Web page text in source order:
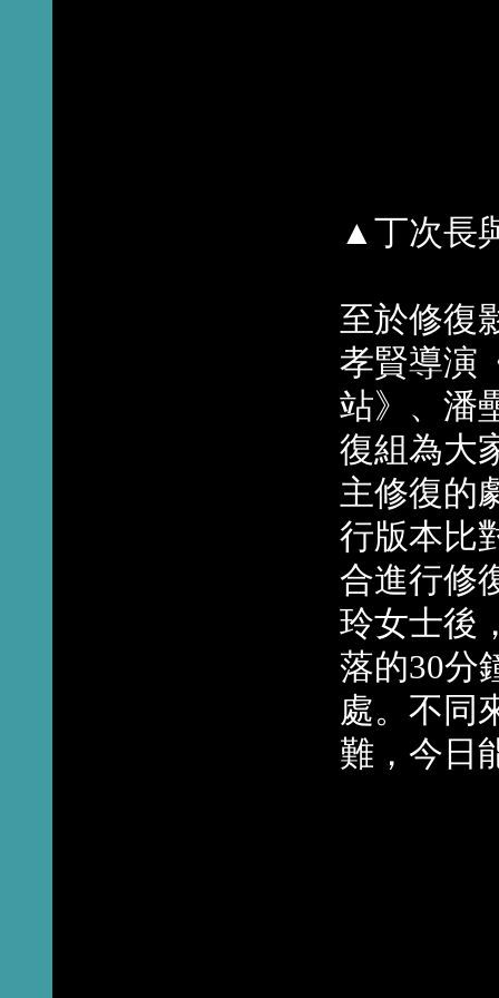
▲丁次長
至於修復
孝賢導演
站》、潘
復組為大
主修復的
行版本比
合進行修
玲女士後
落的30分
處。不同
難，今日